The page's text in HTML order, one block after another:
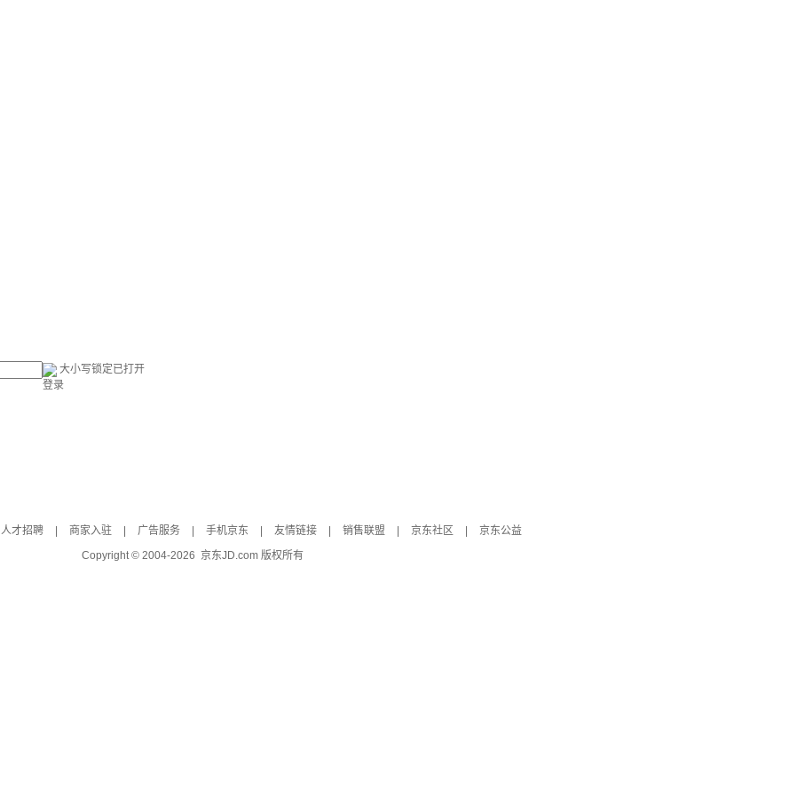
大小写锁定已打开
登录
人才招聘 商家入驻 广告服务 手机京东 友情链接 销售联盟 京东社区
京东公益
Copyright © 2004-2026 京东JD.com 版权所有